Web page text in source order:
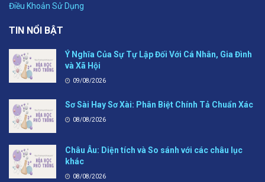
Điều Khoản Sử Dụng
TIN NỔI BẬT
Ý Nghĩa Của Sự Tự Lập Đối Với Cá Nhân, Gia Đình
và Xã Hội
09/08/2026
Sơ Sài Hay Sơ Xài: Phân Biệt Chính Tả Chuẩn Xác
08/08/2026
Châu Âu: Diện tích và So sánh với các châu lục
khác
08/08/2026